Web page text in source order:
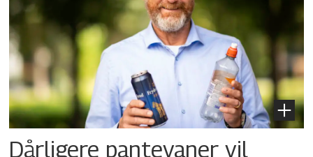
Dårligere pantevaner vil